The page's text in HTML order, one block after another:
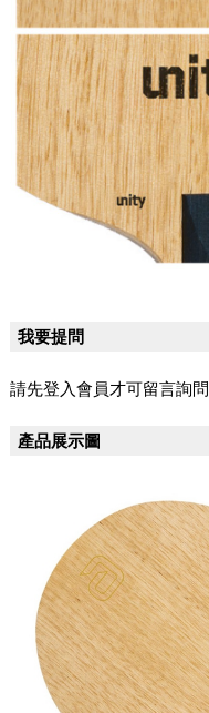
我要提問
請先登入會員才可留言詢問
產品展示圖